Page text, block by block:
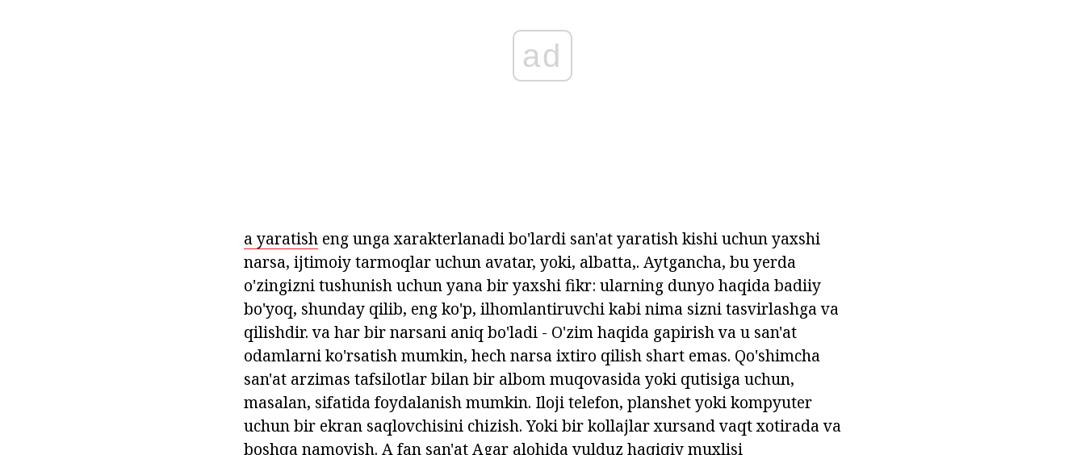
ad
a yaratish eng unga xarakterlanadi bo'lardi san'at yaratish kishi uchun yaxshi
narsa, ijtimoiy tarmoqlar uchun avatar, yoki, albatta,. Aytgancha, bu yerda
o'zingizni tushunish uchun yana bir yaxshi fikr: ularning dunyo haqida badiiy
bo'yoq, shunday qilib, eng ko'p, ilhomlantiruvchi kabi nima sizni tasvirlashga va
qilishdir. va har bir narsani aniq bo'ladi - O'zim haqida gapirish va u san'at
odamlarni ko'rsatish mumkin, hech narsa ixtiro qilish shart emas. Qo'shimcha
san'at arzimas tafsilotlar bilan bir albom muqovasida yoki qutisiga uchun,
masalan, sifatida foydalanish mumkin. Iloji telefon, planshet yoki kompyuter
uchun bir ekran saqlovchisini chizish. Yoki bir kollajlar xursand vaqt xotirada va
boshqa namoyish. A fan san'at Agar alohida yulduz haqiqiy muxlisi